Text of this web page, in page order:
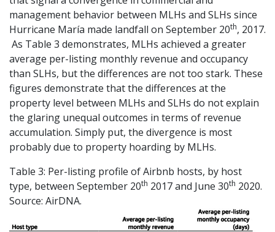
management behavior between MLHs and SLHs since
Hurricane María made landfall on September 20th, 2017.
As Table 3 demonstrates, MLHs achieved a greater
average per-listing monthly revenue and occupancy
than SLHs, but the differences are not too stark. These
figures demonstrate that the differences at the
property level between MLHs and SLHs do not explain
the glaring unequal outcomes in terms of revenue
accumulation. Simply put, the divergence is most
probably due to property hoarding by MLHs.
Table 3: Per-listing profile of Airbnb hosts, by host
type, between September 20th 2017 and June 30th 2020.
Source: AirDNA.